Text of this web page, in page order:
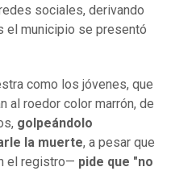
sociales, derivando
el municipio se presentó
como los jóvenes, que
al roedor color marrón, de
golpeándolo
la muerte, a pesar que
el registro— pide que "no